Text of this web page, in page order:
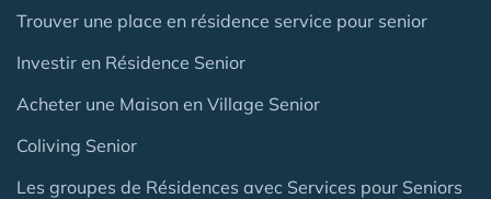
Trouver une place en résidence service pour senior
Investir en Résidence Senior
Acheter une Maison en Village Senior
Coliving Senior
Les groupes de Résidences avec Services pour Seniors